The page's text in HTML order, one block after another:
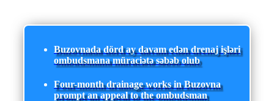
Buzovnada dörd ay davam edən drenaj işləri
ombudsmana müraciətə səbəb olub
Four-month drainage works in Buzovna
prompt an appeal to the ombudsman